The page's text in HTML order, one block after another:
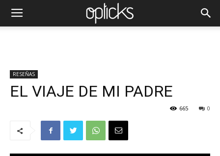
RESEÑAS
EL VIAJE DE MI PADRE
0
665